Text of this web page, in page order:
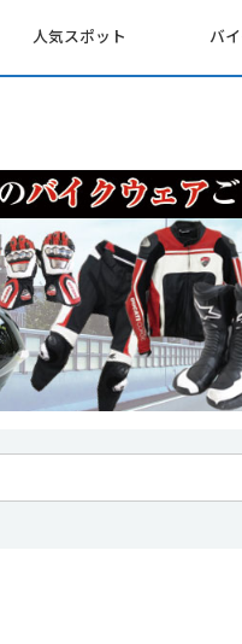
人気スポット バ